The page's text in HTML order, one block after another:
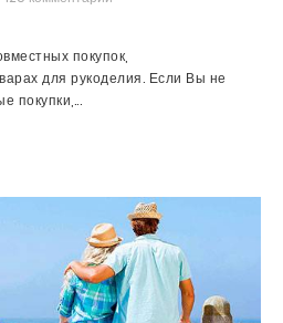
покупок,
для рукоделия. Если Вы не
покупки,...